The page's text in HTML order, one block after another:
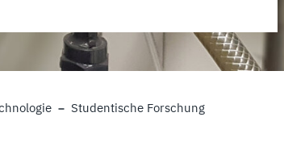
Studentische Forschung